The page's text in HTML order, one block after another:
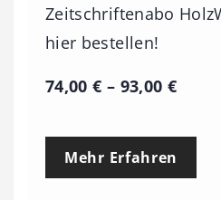
Zeitschriftenabo
hier bestellen!
74,00€ – 93,00 €P
e
Mehr Erfahren